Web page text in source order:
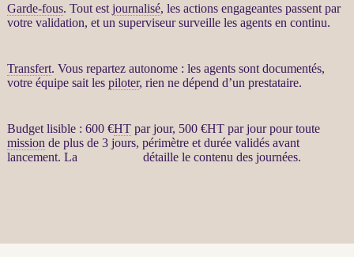
Garde-fous. Tout est journalisé, les actions engageantes passent par
votre validation, et un superviseur surveille les agentsen continu.
Transfert. Vous repartez autonome : les agentssont documentés,
votre équipe sait les piloter, rien ne dépend d’un prestataire.
Budget lisible : 600 €HTpar jour, 500 €HTpar jour pour toute
mission de plus de 3 jours, périmètre et durée validés avant
lancement. La
détaille le contenu des journées.